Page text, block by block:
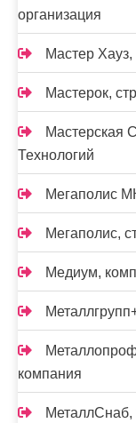
организация
Мастер
Мастерок,
Мастерская
Технологий
Мегаполис
Мегаполис,
Медиум,
компания
МеталлСнаб,